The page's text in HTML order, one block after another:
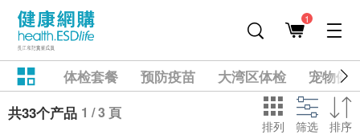
1
体检套餐 预防疫苗 大湾区体检
宠物健
共33个产品 1 / 3 頁
排列 筛选 排序